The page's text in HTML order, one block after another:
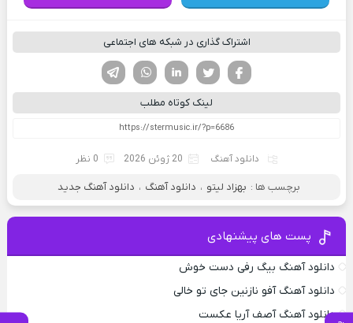
اشتراک گذاری در شبکه های اجتماعی
لینکدین تویتر
فیسوک
لینک کوتاه مطلب
دانلود آهنگ 20 ژوئن 2026 0 نظر
برچسب ها : بهزاد لیتو ، دانلود آهنگ ، دانلود آهنگ جدید
پست های پیشنهادی
دانلود آهنگ بیگ رفی دست خوش
دانلود آهنگ آفو نازنین جای تو خالی
دانلود آهنگ آصف آریا عکست